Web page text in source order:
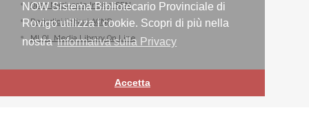
NOW Sistema Bibliotecario Provinciale di
Rovigo utilizza i cookie. Scopri di più nella
nostrainformativa sulla Privacy
Accetta
Opac Nazionale Indice SBN
Periodici italiani ACNP
MLOL Media Library On Line